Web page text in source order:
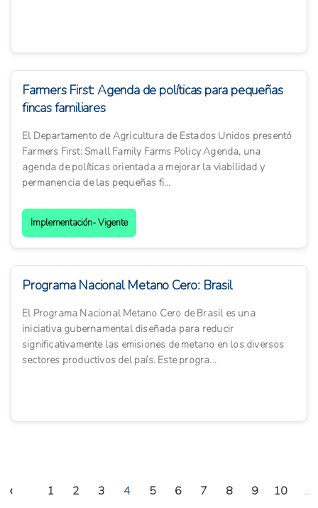
Farmers First: Agenda de políticas para pequeñas
fincas familiares
El Departamento de Agricultura de Estados Unidos presentó
Farmers First: Small Family Farms Policy Agenda, una
agenda de políticas orientada a mejorar la viabilidad y
permanencia de las pequeñas fi...
Implementación- Vigente
Programa Nacional Metano Cero: Brasil
El Programa Nacional Metano Cero de Brasil es una
iniciativa gubernamental diseñada para reducir
significativamente las emisiones de metano en los diversos
sectores productivos del país. Este progra...
‹ 1 2 3 4 5 6 7 8 9 10 ...